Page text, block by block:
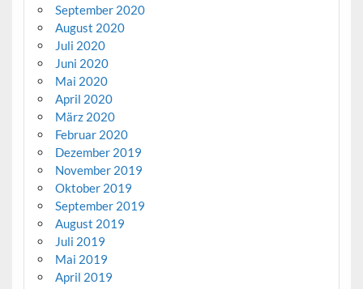
September 2020
August 2020
Juli 2020
Juni 2020
Mai 2020
April 2020
März 2020
Februar 2020
Dezember 2019
November 2019
Oktober 2019
September 2019
August 2019
Juli 2019
Mai 2019
April 2019